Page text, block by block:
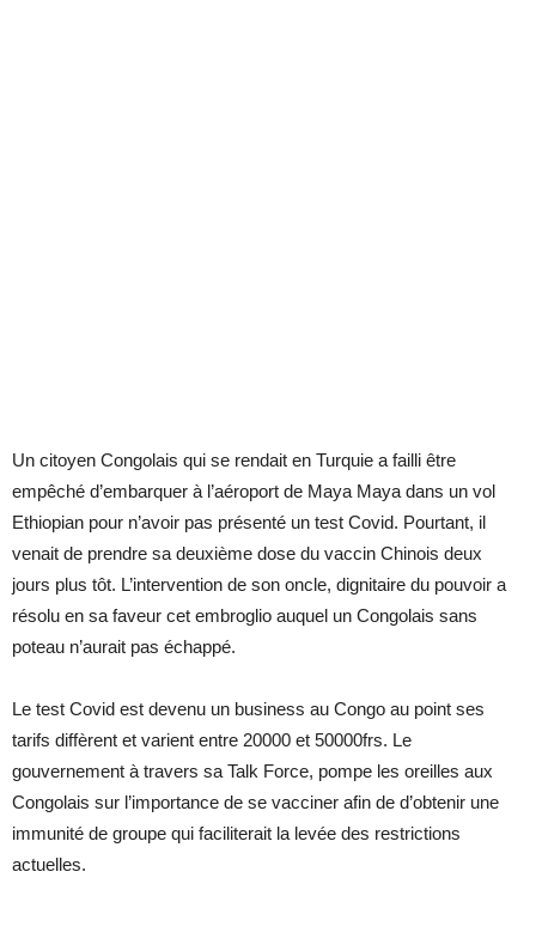
Un citoyen Congolais qui se rendait en Turquie a failli être
empêché d’embarquer à l’aéroport de Maya Maya dans un vol
Ethiopian pour n’avoir pas présenté un test Covid. Pourtant, il
venait de prendre sa deuxième dose du vaccin Chinois deux
jours plus tôt. L’intervention de son oncle, dignitaire du pouvoir a
résolu en sa faveur cet embroglio auquel un Congolais sans
poteau n’aurait pas échappé.
Le test Covid est devenu un business au Congo au point ses
tarifs diffèrent et varient entre 20000 et 50000frs. Le
gouvernement à travers sa Talk Force, pompe les oreilles aux
Congolais sur l’importance de se vacciner afin de d’obtenir une
immunité de groupe qui faciliterait la levée des restrictions
actuelles.